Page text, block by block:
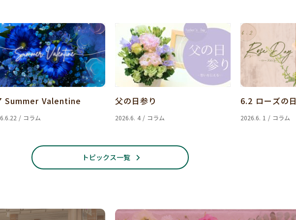
Summer Valentine
/ コラム
父の日参り
2026.6. 4 / コラム
6.2 ローズの日
2026.6. 1 / コラム
トピックス一覧